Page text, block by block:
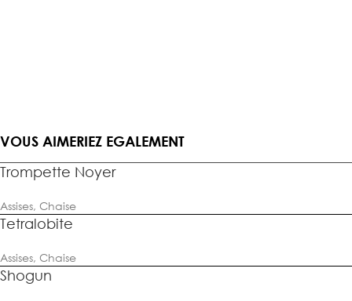
VOUS AIMERIEZ EGALEMENT
Trompette Noyer
Assises, Chaise
Tetralobite
Assises, Chaise
Shogun